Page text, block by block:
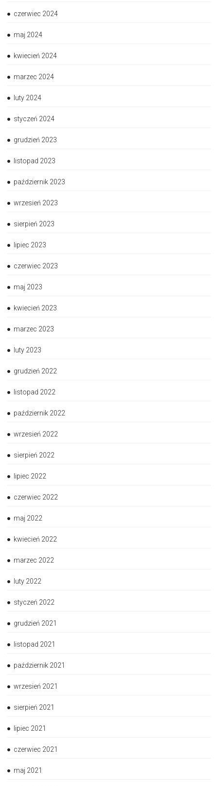
czerwiec 2024
maj 2024
kwiecień 2024
marzec 2024
luty 2024
styczeń 2024
grudzień 2023
listopad 2023
październik 2023
wrzesień 2023
sierpień 2023
lipiec 2023
czerwiec 2023
maj 2023
kwiecień 2023
marzec 2023
luty 2023
grudzień 2022
listopad 2022
październik 2022
wrzesień 2022
sierpień 2022
lipiec 2022
czerwiec 2022
maj 2022
kwiecień 2022
marzec 2022
luty 2022
styczeń 2022
grudzień 2021
listopad 2021
październik 2021
wrzesień 2021
sierpień 2021
lipiec 2021
czerwiec 2021
maj 2021